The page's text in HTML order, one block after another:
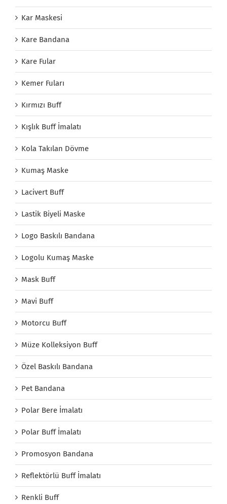
Kar Maskesi
Kare Bandana
Kare Fular
Kemer Fuları
Kırmızı Buff
Kışlık Buff İmalatı
Kola Takılan Dövme
Kumaş Maske
Lacivert Buff
Lastik Biyeli Maske
Logo Baskılı Bandana
Logolu Kumaş Maske
Mask Buff
Mavi Buff
Motorcu Buff
Müze Kolleksiyon Buff
Özel Baskılı Bandana
Pet Bandana
Polar Bere İmalatı
Polar Buff İmalatı
Promosyon Bandana
Reflektörlü Buff İmalatı
Renkli Buff